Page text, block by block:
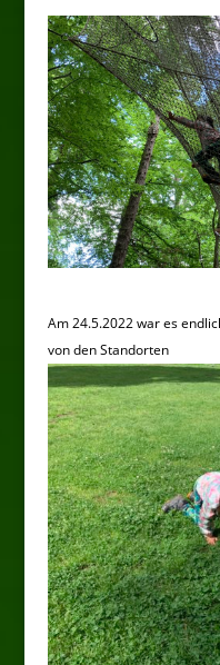
Am 24.5.2022 war es
von den Standorten